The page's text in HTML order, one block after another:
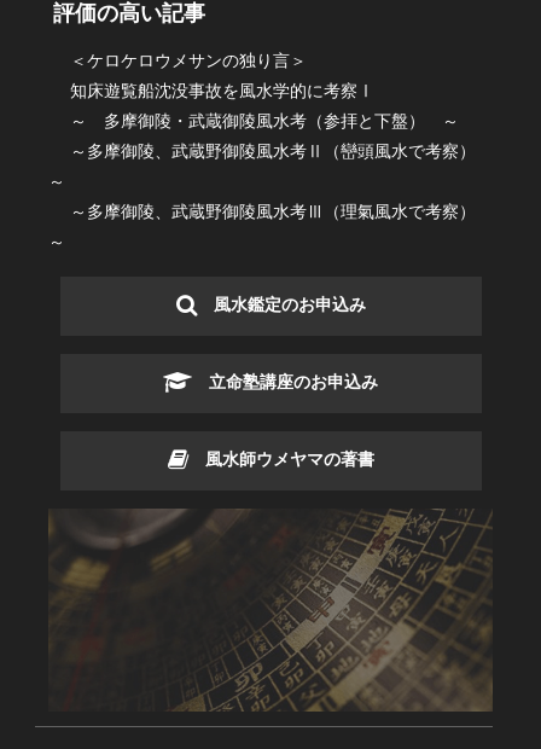
評価の高い記事
＜ケロケロウメサンの独り言＞
知床遊覧船沈没事故を風水学的に考察Ⅰ
～ 多摩御陵・武蔵御陵風水考（参拝と下盤） ～
～多摩御陵、武蔵野御陵風水考Ⅱ（巒頭風水で考察）
～
～多摩御陵、武蔵野御陵風水考Ⅲ（理氣風水で考察）
～
風水鑑定のお申込み
立命塾講座のお申込み
風水師ウメヤマの著書